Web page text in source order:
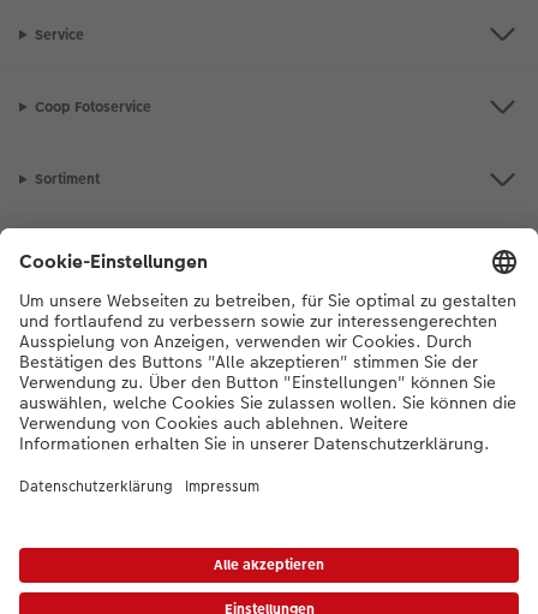
Service
Coop Fotoservice
Sortiment
Inspiration
Bei Fragen zu Produkten oder der Bestellung können Sie uns gerne von
Montag bis Samstag von 8:00 – 20:00 Uhr und Sonntag von 10:00 –
20:00 Uhr (gesetzliche Feiertage ausgenommen) unter der
Telefonnummer044 499 10 36kontaktieren.
DE| FR|IT
Produkt hat ggfs. einen höheren Preis.
|AGB|Datenschutz|Impressum